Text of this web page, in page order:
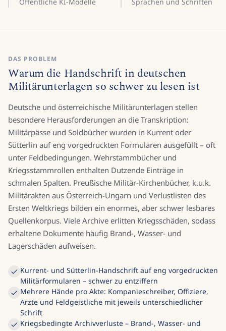
DAS PROBLEM
Warum die Handschrift in deutschen
Militärunterlagen so schwer zu lesen ist
Deutsche und österreichische Militärunterlagen stellen
besondere Herausforderungen an die Transkription:
Militärpässe und Soldbücher wurden in Kurrent oder
Sütterlin auf eng vorgedruckten Formularen ausgefüllt – oft
unter Feldbedingungen. Wehrstammbücher und
Kriegsstammrollen enthalten Dutzende Einträge in
schmalen Spalten. Preußische Militär-Kirchenbücher, k.u.k.
Militärakten aus Österreich-Ungarn und Verlustlisten des
Ersten Weltkriegs bilden ein enormes, aber schwer lesbares
Quellenkorpus. Viele Archive erlitten Kriegsschäden, sodass
erhaltene Dokumente häufig Brand-, Wasser- und
Lagerschäden aufweisen.
Kurrent- und Sütterlin-Handschrift auf eng vorgedruckten
Militärformularen – schwer zu entziffern
Mehrere Hände pro Akte: Kompanieschreiber, Offiziere,
Ärzte und Feldgeistliche mit jeweils unterschiedlicher
Schrift
Kriegsbedingte Archivverluste – Brand-, Wasser- und